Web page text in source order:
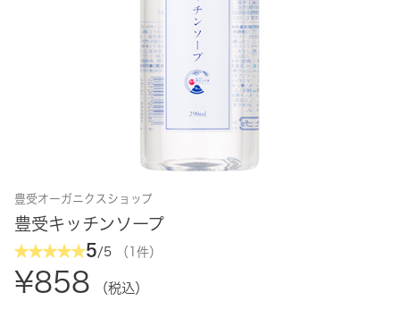
豊受オーガニクスショップ
豊受キッチンソープ
5/5 （1件）
¥858 （税込）